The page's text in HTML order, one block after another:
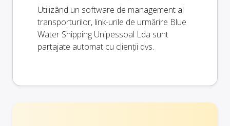
Utilizând un software de management al
transporturilor, link-urile de urmărire Blue
Water Shipping Unipessoal Lda sunt
partajate automat cu clienții dvs.